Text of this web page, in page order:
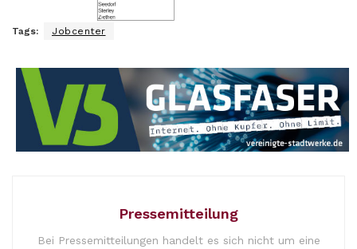
Tags: Jobcenter
Pressemitteilung
Bei Pressemitteilungen handelt es sich nicht um eine